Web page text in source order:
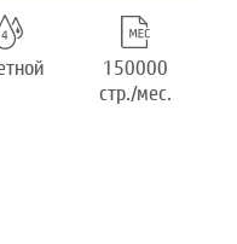
150000
стр./мес.